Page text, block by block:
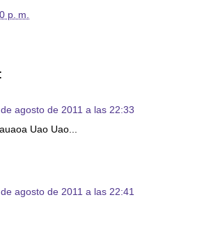
p. m.
agosto de 2011 a las 22:33
Uao Uao...
agosto de 2011 a las 22:41